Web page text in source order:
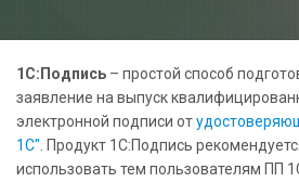
1С:Подпись – простой способ
заявление на выпуск
электронной подписи от
1С" . Продукт 1С:Подпись
использовать тем пользователям ПП